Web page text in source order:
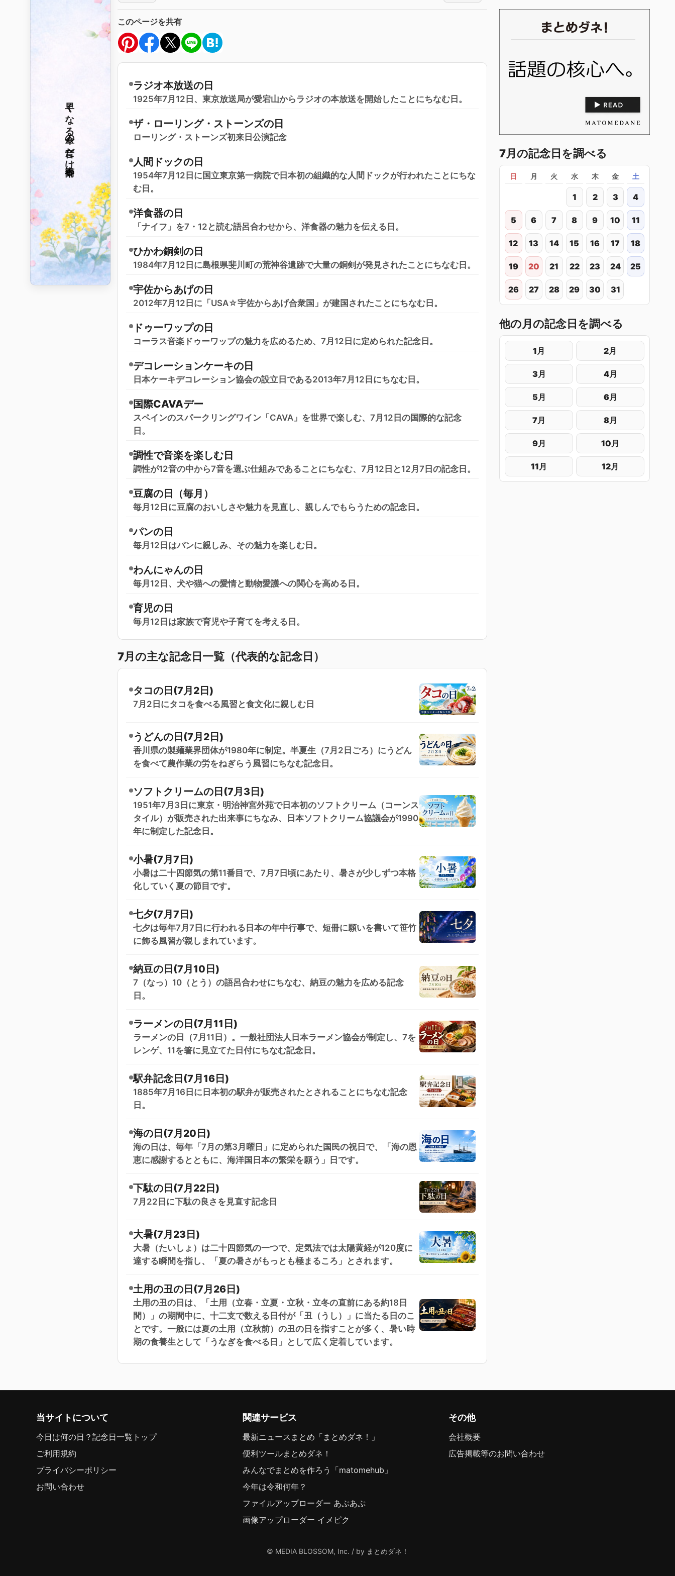
このページを共有
ラジオ本放送の日
1925年7月12日、東京放送局が愛宕山からラジオの本放送を開始したことにちなむ日。
ザ・ローリング・ストーンズの日
ローリング・ストーンズ初来日公演記念
人間ドックの日
1954年7月12日に国立東京第一病院で日本初の組織的な人間ドックが行われたことにちな
む日。
洋食器の日
「ナイフ」を7・12と読む語呂合わせから、洋食器の魅力を伝える日。
ひかわ銅剣の日
1984年7月12日に島根県斐川町の荒神谷遺跡で大量の銅剣が発見されたことにちなむ日。
宇佐からあげの日
2012年7月12日に「USA☆宇佐からあげ合衆国」が建国されたことにちなむ日。
ドゥーワップの日
コーラス音楽ドゥーワップの魅力を広めるため、7月12日に定められた記念日。
デコレーションケーキの日
日本ケーキデコレーション協会の設立日である2013年7月12日にちなむ日。
国際CAVAデー
スペインのスパークリングワイン「CAVA」を世界で楽しむ、7月12日の国際的な記念
日。
調性で音楽を楽しむ日
調性が12音の中から7音を選ぶ仕組みであることにちなむ、7月12日と12月7日の記念日。
豆腐の日（毎月）
毎月12日に豆腐のおいしさや魅力を見直し、親しんでもらうための記念日。
パンの日
毎月12日はパンに親しみ、その魅力を楽しむ日。
わんにゃんの日
毎月12日、犬や猫への愛情と動物愛護への関心を高める日。
育児の日
毎月12日は家族で育児や子育てを考える日。
7月の主な記念日一覧（代表的な記念日）
タコの日(7月2日)
7月2日にタコを食べる風習と食文化に親しむ日
うどんの日(7月2日)
香川県の製麺業界団体が1980年に制定。半夏生（7月2日ごろ）にうどん
を食べて農作業の労をねぎらう風習にちなむ記念日。
ソフトクリームの日(7月3日)
1951年7月3日に東京・明治神宮外苑で日本初のソフトクリーム（コーンス
タイル）が販売された出来事にちなみ、日本ソフトクリーム協議会が1990
年に制定した記念日。
小暑(7月7日)
小暑は二十四節気の第11番目で、7月7日頃にあたり、暑さが少しずつ本格
化していく夏の節目です。
七夕(7月7日)
七夕は毎年7月7日に行われる日本の年中行事で、短冊に願いを書いて笹竹
に飾る風習が親しまれています。
納豆の日(7月10日)
7（なっ）10（とう）の語呂合わせにちなむ、納豆の魅力を広める記念
日。
ラーメンの日(7月11日)
ラーメンの日（7月11日）。一般社団法人日本ラーメン協会が制定し、7を
レンゲ、11を箸に見立てた日付にちなむ記念日。
駅弁記念日(7月16日)
1885年7月16日に日本初の駅弁が販売されたとされることにちなむ記念
日。
海の日(7月20日)
海の日は、毎年「7月の第3月曜日」に定められた国民の祝日で、「海の恩
恵に感謝するとともに、海洋国日本の繁栄を願う」日です。
下駄の日(7月22日)
7月22日に下駄の良さを見直す記念日
大暑(7月23日)
大暑（たいしょ）は二十四節気の一つで、定気法では太陽黄経が120度に
達する瞬間を指し、「夏の暑さがもっとも極まるころ」とされます。
土用の丑の日(7月26日)
土用の丑の日は、「土用（立春・立夏・立秋・立冬の直前にある約18日
間）」の期間中に、十二支で数える日付が「丑（うし）」に当たる日のこ
とです。一般には夏の土用（立秋前）の丑の日を指すことが多く、暑い時
期の食養生として「うなぎを食べる日」として広く定着しています。
7月の記念日を調べる
日 月 火 水 木 金 土
1 2 3 4
5 6 7 8 9 10 11
12 13 14 15 16 17 18
19 20 21 22 23 24 25
26 27 28 29 30 31
他の月の記念日を調べる
1月 2月
3月 4月
5月 6月
7月 8月
9月 10月
11月 12月
春雨や
傘の音だけ
早くなる
当サイトについて
今日は何の日？記念日一覧トップ
ご利用規約
プライバシーポリシー
お問い合わせ
関連サービス
最新ニュースまとめ「まとめダネ！」
便利ツールまとめダネ！
みんなでまとめを作ろう「matomehub」
今年は令和何年？
ファイルアップローダー あぷあぷ
画像アップローダー イメピク
その他
会社概要
広告掲載等のお問い合わせ
© MEDIA BLOSSOM, Inc. / by まとめダネ！